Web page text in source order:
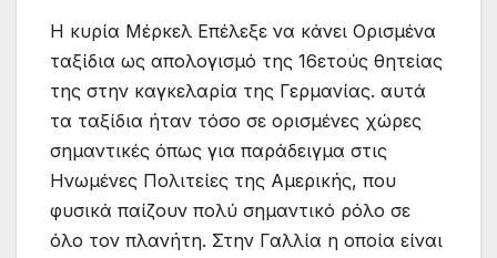
Η κυρία Μέρκελ Επέλεξε να κάνει Ορισμένα
ταξίδια ως απολογισμό της 16ετούς θητείας
της στην καγκελαρία της Γερμανίας. αυτά
τα ταξίδια ήταν τόσο σε ορισμένες χώρες
σημαντικές όπως για παράδειγμα στις
Ηνωμένες Πολιτείες της Αμερικής, που
φυσικά παίζουν πολύ σημαντικό ρόλο σε
όλο τον πλανήτη. Στην Γαλλία η οποία είναι